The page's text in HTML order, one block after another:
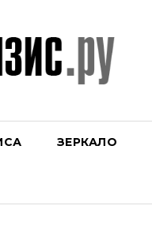
ЗЕРКАЛО